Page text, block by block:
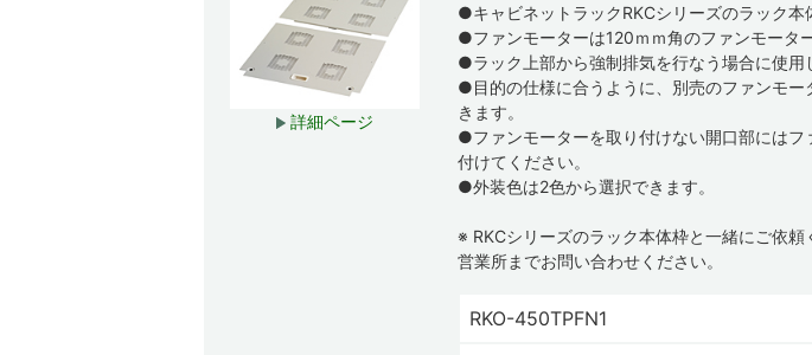
詳細ページ
●キャビネットラックRKCシリーズのラック本
●ファンモーターは120ｍｍ角のファンモータ
●ラック上部から強制排気を行なう場合に使用
●目的の仕様に合うように、別売のファンモ
きます。
●ファンモーターを取り付けない開口部にはフ
付けてください。
●外装色は2色から選択できます。
※ RKCシリーズのラック本体枠と一緒にご依
営業所までお問い合わせください。
RKO-450TPFN1